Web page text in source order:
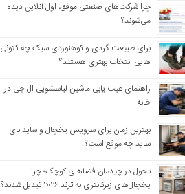
چرا شرکت‌های صنعتی موفق، اول آنلاین دیده
می‌شوند؟
برای طبیعت گردی و کوهنوردی سبک چه کتونی
هایی انتخاب بهتری هستند؟
راهنمای عیب یابی ماشین لباسشویی ال جی در
خانه
بهترین زمان برای سرویس یخچال و ساید بای
ساید چه موقع است؟
تحول در چیدمان فضاهای کوچک؛ چرا
یخچال‌های زیرکانتری به ترند ۲۰۲۶ تبدیل شدند؟